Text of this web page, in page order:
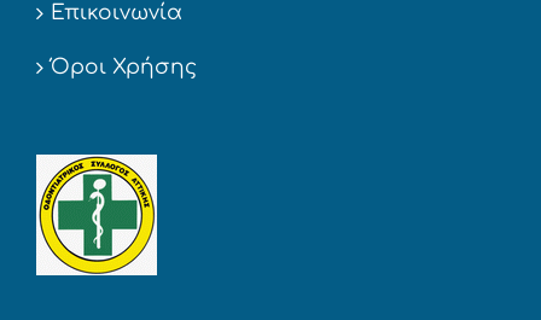
Επικοινωνία
Όροι Χρήσης